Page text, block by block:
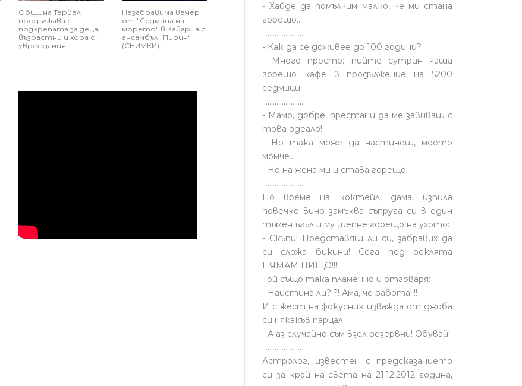
Община Тервел
продължава с
подкрепата за деца,
възрастни и хора с
увреждания
Незабравима вечер
от "Седмица на
морето" в Каварна с
ансамбъл „Пирин“
(СНИМКИ)
- Хайде да помълчим малко, че ми стана
горещо...
........................
- Как да се доживее до 100 години?
- Много просто: пийте сутрин чаша
горещо кафе в продължение на 5200
седмици.
........................
- Мамо, добре, престани да ме завиваш с
това одеало!
- Но така може да настинеш, моето
момче…
- Но на жена ми и става горещо!
........................
По време на коктейл, дама, изпила
повечко вино замъква съпруга си в един
тъмен ъгъл и му шепне горещо на ухото:
- Скъпи! Представяш ли си, забравих да
си сложа бикини! Сега под роклята
НЯМАМ НИЩО!!!
Той също така пламенно и отговаря:
- Наистина ли?!?! Ама, че работа!!!!
И с жест на фокусник изважда от джоба
си някакъв парцал:
- А аз случайно съм взел резервни! Обувай!
.......................
Астролог, известен с предсказанието
си за край на света на 21.12.2012 година,